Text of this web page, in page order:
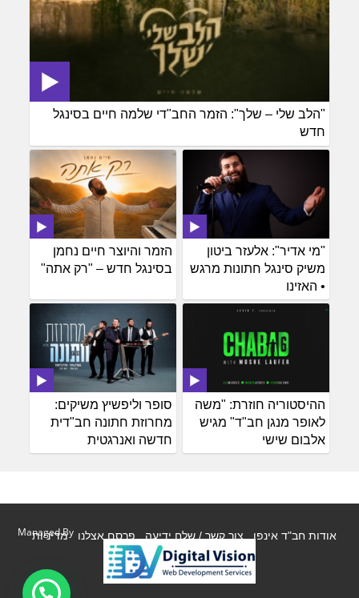
"הלב שלי – שלך": הזמר החב"די שלמה חיים בסינגל
חדש
הזמר והיוצר חיים נחמן
בסינגל חדש – "רק אתה"
"מי אדיר": אלעזר ביטון
משיק סינגל חתונות מרגש
• האזינו
סופר וליפשיץ משיקים:
מחרוזת חתונה חב"דית
חדשה ואנרגטית
ההיסטוריה חוזרת: "משה
לאופר מנגן חב"ד" מגיש
אלבום שישי
אודות חב"ד אינפו צור קשר / שלח ידיעה פרסם אצלנו מדיניות
Managed By